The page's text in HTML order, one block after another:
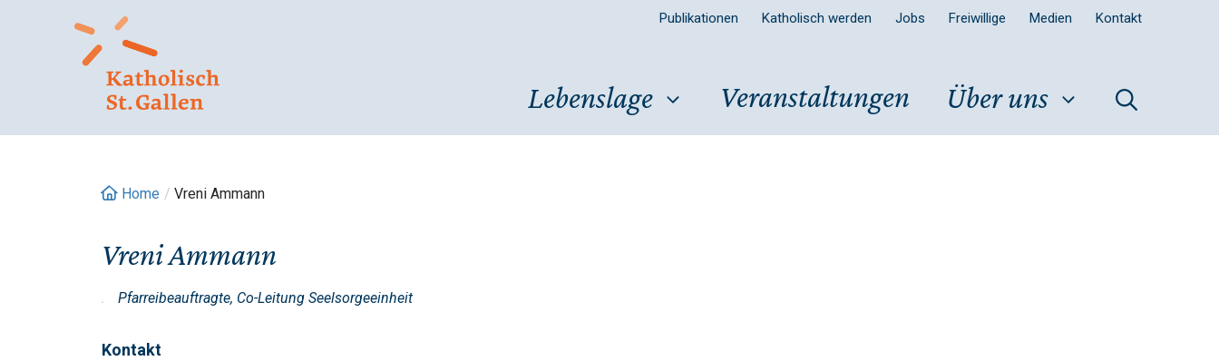
Publikationen Katholisch werden Jobs Freiwillige Medien Kontakt
Lebenslage Veranstaltungen Über uns
Home / Vreni Ammann
Vreni Ammann
Pfarreibeauftragte, Co-Leitung Seelsorgeeinheit
Kontakt